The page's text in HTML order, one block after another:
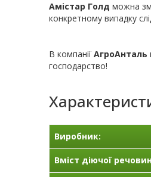
Амістар Голд можна
конкретному випадку
В компанії АгроАнталь
господарство!
Виробник:
Вміст діючої